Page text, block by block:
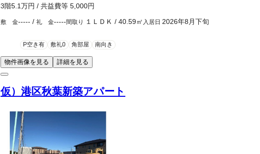
3階5.1万円 / 共益費等 5,000円
敷 金----- / 礼 金-----間取り １ＬＤＫ / 40.59㎡ 入居日 2026年8月下旬
P空き有 敷礼0 角部屋 南向き
物件画像を見る 詳細を見る
仮）港区秋葉新築アパート